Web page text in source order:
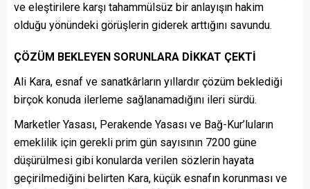
ve eleştirilere karşı tahammülsüz bir anlayışın hakim
olduğu yönündeki görüşlerin giderek arttığını savundu.
ÇÖZÜM BEKLEYEN SORUNLARA DİKKAT ÇEKTİ
Ali Kara, esnaf ve sanatkârların yıllardır çözüm beklediği
birçok konuda ilerleme sağlanamadığını ileri sürdü.
Marketler Yasası, Perakende Yasası ve Bağ-Kur’luların
emeklilik için gerekli prim gün sayısının 7200 güne
düşürülmesi gibi konularda verilen sözlerin hayata
geçirilmediğini belirten Kara, küçük esnafın korunması ve